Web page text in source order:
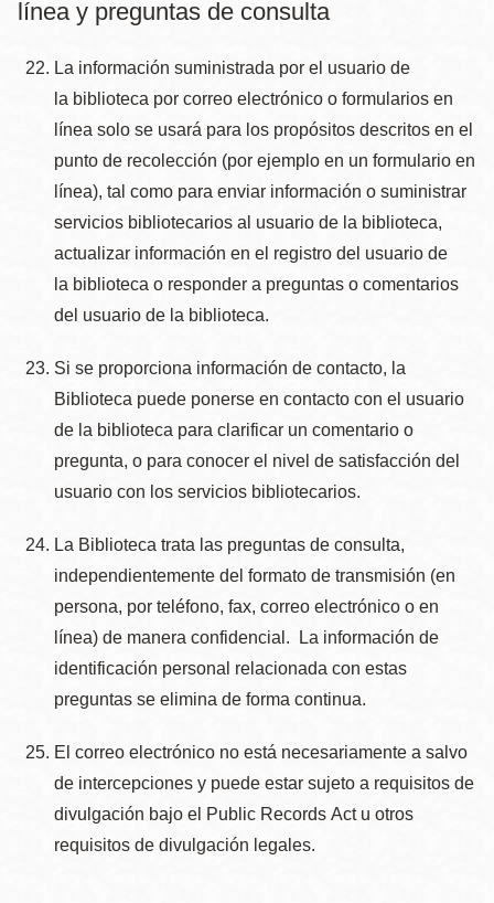
línea y preguntas de consulta
La información suministrada por el usuario de
la biblioteca por correo electrónico o formularios en
línea solo se usará para los propósitos descritos en el
punto de recolección (por ejemplo en un formulario en
línea), tal como para enviar información o suministrar
servicios bibliotecarios al usuario de la biblioteca,
actualizar información en el registro del usuario de
la biblioteca o responder a preguntas o comentarios
del usuario de la biblioteca.
Si se proporciona información de contacto, la
Biblioteca puede ponerse en contacto con el usuario
de la biblioteca para clarificar un comentario o
pregunta, o para conocer el nivel de satisfacción del
usuario con los servicios bibliotecarios.
La Biblioteca trata las preguntas de consulta,
independientemente del formato de transmisión (en
persona, por teléfono, fax, correo electrónico o en
línea) de manera confidencial. La información de
identificación personal relacionada con estas
preguntas se elimina de forma continua.
El correo electrónico no está necesariamente a salvo
de intercepciones y puede estar sujeto a requisitos de
divulgación bajo el Public Records Act u otros
requisitos de divulgación legales.